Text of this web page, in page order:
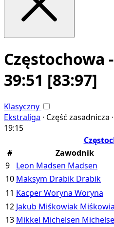
Częstochowa
39:51 [83:97]
Klasyczny
Ekstraliga · Część zasadnicza ·
19:15
#
Zawodnik
9
Leon Madsen Madsen
10 Maksym Drabik Drabik
11 Kacper Woryna Woryna
12 Jakub Miśkowiak
13 Mikkel Michelsen